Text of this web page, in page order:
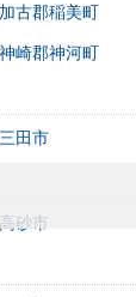
加古郡稲美町
神崎郡神河町
三田市
高砂市